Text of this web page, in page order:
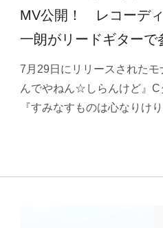
MV公開！ レコーデ
一朗がリードギターで
7月29日にリリースされた
んでやねん☆しらんけど』C
『すみなすものは心なりけ